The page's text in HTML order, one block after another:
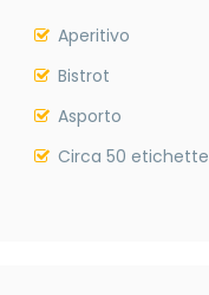
Aperitivo
Bistrot
Asporto
Circa 50 etichette